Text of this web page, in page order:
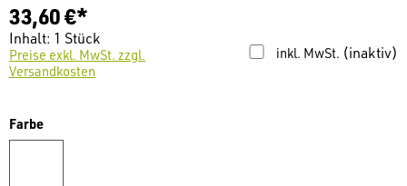
33,60 €*
Inhalt: 1 Stück
inkl. MwSt. (inaktiv)
Preise exkl. MwSt. zzgl.
Versandkosten
Farbeauswählen